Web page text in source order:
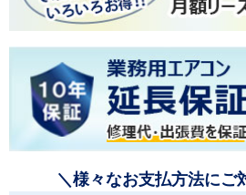
＼様々なお支払方法にご